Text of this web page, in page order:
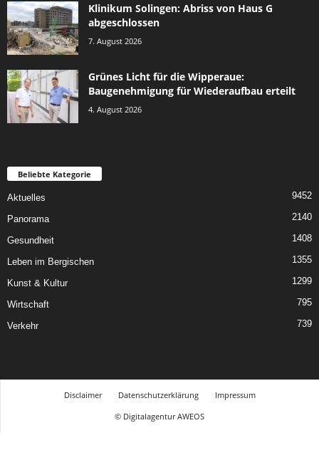
Klinikum Solingen: Abriss von Haus G
abgeschlossen
7. August 2026
Grünes Licht für die Wipperaue:
Baugenehmigung für Wiederaufbau erteilt
4. August 2026
Beliebte Kategorie
Aktuelles 9452
Panorama 2140
Gesundheit 1408
Leben im Bergischen 1355
Kunst & Kultur 1299
Wirtschaft 795
Verkehr 739
Disclaimer Datenschutzerklärung
Impressum
© Digitalagentur AWEOS